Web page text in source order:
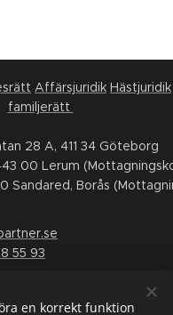
Affärsjuridik Hästjuridik
familjerätt
28 A, 411 34 Göteborg
00 Lerum
Sandared, Borås
55 93
Youtube
en korrekt funktion